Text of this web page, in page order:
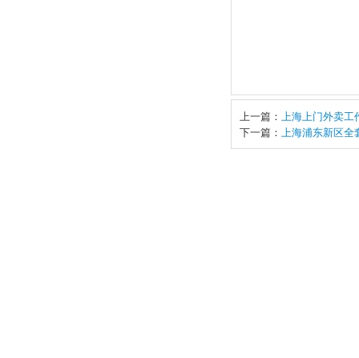
上一篇： 上海上门外卖工
下一篇： 上海浦东新区全